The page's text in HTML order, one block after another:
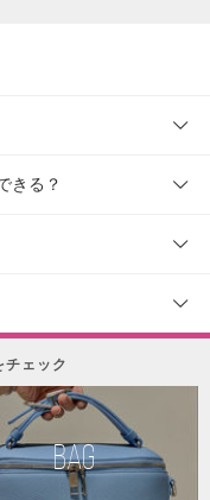
きる？
チェック
BAG